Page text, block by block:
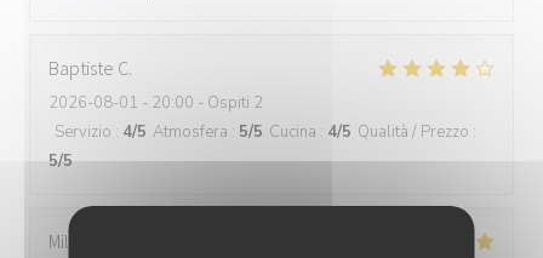
Baptiste C
2026-08-01 - 20:00 - Ospiti 2
Servizio : 4/5 Atmosfera : 5/5 Cucina : 4/5 Qualità / Prezzo :
5/5
Mila